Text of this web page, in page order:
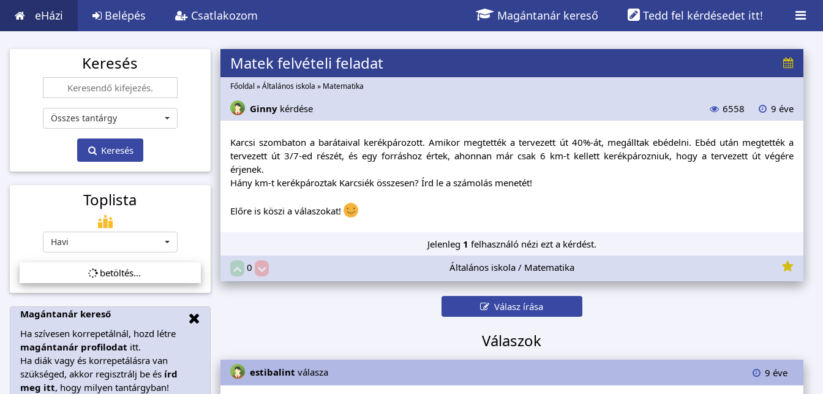
eHázi Belépés Csatlakozom Tedd fel kérdésedet itt!
Magántanár kereső
Keresés
Összes tantárgy
Keresés
Toplista
Havi
betöltés...
Magántanár kereső
Ha szívesen korrepetálnál, hozd létre
magántanár profilodat itt.
Ha diák vagy és korrepetálásra van
szükséged, akkor regisztrálj be és írd
meg itt, hogy milyen tantárgyban!
Matek felvételi feladat
Főoldal »Általános iskola » Matematika
Ginny kérdése 6558 9 éve
Karcsi szombaton a barátaival kerékpározott. Amikor megtették a tervezett út 40%-át, megálltak ebédelni. Ebéd után megtették a
tervezett út 3/7-ed részét, és egy forráshoz értek, ahonnan már csak 6 km-t kellett kerékpározniuk, hogy a tervezett út végére
érjenek.
Hány km-t kerékpároztak Karcsiék összesen? Írd le a számolás menetét!
Előre is köszi a válaszokat!
Jelenleg 1 felhasználó nézi ezt a kérdést.
0
Általános iskola / Matematika
Válasz írása
Válaszok
estibalint válasza 9 éve